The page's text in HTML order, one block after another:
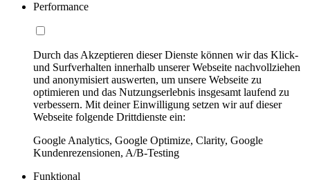
Performance
Durch das Akzeptieren dieser Dienste können wir das Klick-
und Surfverhalten innerhalb unserer Webseite nachvollziehen
und anonymisiert auswerten, um unsere Webseite zu
optimieren und das Nutzungserlebnis insgesamt laufend zu
verbessern. Mit deiner Einwilligung setzen wir auf dieser
Webseite folgende Drittdienste ein:
Google Analytics, Google Optimize, Clarity, Google
Kundenrezensionen, A/B-Testing
Funktional